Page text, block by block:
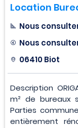
Location
Nous
Nous
06410 Biot
Description
m² de bureaux
Parties
entièrement